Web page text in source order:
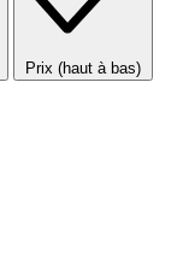
Prix (haut à bas)